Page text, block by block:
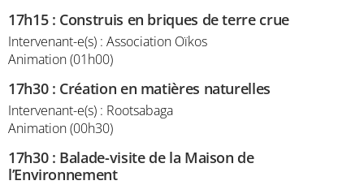
17h15: Construis en briques de terre crue
Intervenant-e(s) : Association Oïkos
Animation (01h00)
17h30: Création en matières naturelles
Intervenant-e(s) : Rootsabaga
Animation (00h30)
17h30: Balade-visite de la Maison de
l’Environnement